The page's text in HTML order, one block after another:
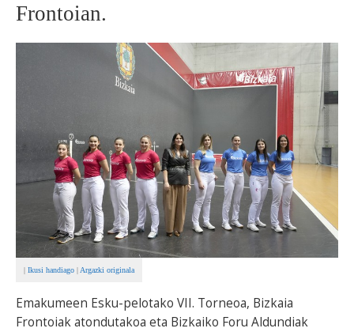
... AUKERA GEHIAGO
Frontoian.
| Ikusi handiago | Argazki originala
Emakumeen Esku-pelotako VII. Torneoa, Bizkaia
Frontoiak atondutakoa eta Bizkaiko Foru Aldundiak